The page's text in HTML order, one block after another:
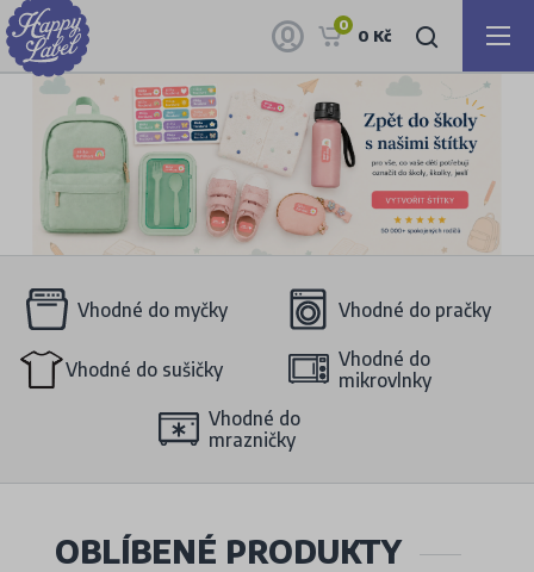
0
0 Kč
Vhodné do myčky Vhodné do pračky
Vhodné do sušičky
Vhodné do
mikrovlnky
Vhodné do
mrazničky
OBLÍBENÉ PRODUKTY